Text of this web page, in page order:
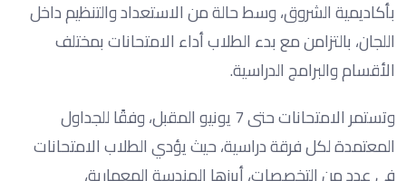
بأكاديمية الشروق، وسط حالة من الاستعداد والتنظيم داخل
اللجان، بالتزامن مع بدء الطلاب أداء الامتحانات بمختلف
الأقسام والبرامج الدراسية.
وتستمر الامتحانات حتى 7 يونيو المقبل، وفقًا للجداول
المعتمدة لكل فرقة دراسية، حيث يؤدي الطلاب الامتحانات
في عدد من التخصصات، أبرزها الهندسة المعمارية،